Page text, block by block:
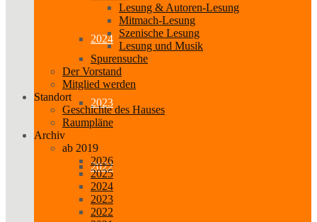
2024
2023
2022
Lesung & Autoren-Lesung
Mitmach-Lesung
Szenische Lesung
Lesung und Musik
Spurensuche
Der Vorstand
Mitglied werden
Standort
Geschichte des Hauses
Raumpläne
Archiv
ab 2019
2026
2025
2024
2023
2022